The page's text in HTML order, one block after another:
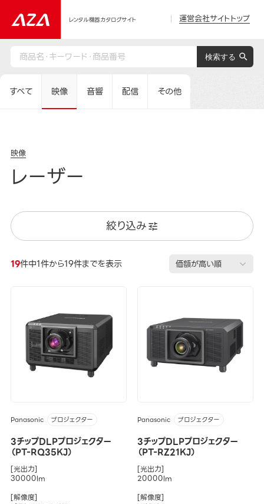
レンタル機器カタログサイト 運営会社サイトトップ
すべて 映像 音響 配信 その他
映像
レーザー
絞り込み
19件中1件から19件までを表示
Panasonic プロジェクター
3チップDLPプロジェクター
（PT-RQ35KJ）
[光出力]
30000lm
[解像度]
Panasonic プロジェクター
3チップDLPプロジェクター
（PT-RZ21KJ）
[光出力]
20000lm
[解像度]